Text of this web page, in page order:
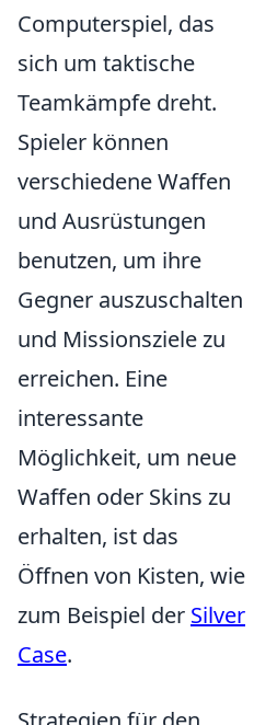
Computerspiel, das
sich um taktische
Teamkämpfe dreht.
Spieler können
verschiedene Waffen
und Ausrüstungen
benutzen, um ihre
Gegner auszuschalten
und Missionsziele zu
erreichen. Eine
interessante
Möglichkeit, um neue
Waffen oder Skins zu
erhalten, ist das
Öffnen von Kisten, wie
zum Beispiel der Silver
Case.